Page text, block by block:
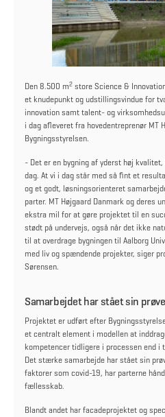
Den 8.500 m2 store Science &
et knudepunkt og udstillingsvindue for
innovation samt talent- og
i dag afleveret fra hovedentreprenør MT
Bygningsstyrelsen.
- Det er en bygning af yderst høj
dag. At vi i dag står med så fint et
og et godt, løsningsorienteret
parter. MT Højgaard Danmark og deres
ekstra mil for at gøre projektet til en
stødt på undervejs, også når det ikke
til at overdrage bygningen til Aalborg
med liv og spændende projekter, siger
Sørensen.
Samarbejdet har stået sin prøve
Projektet er udført efter
et centralt element i modellen at
kompetencer tidligere i processen end i
Det stærke samarbejde har stået sin
faktorer som covid-19, har parterne
fællesskab.
Blandt andet har facadeprojektet og